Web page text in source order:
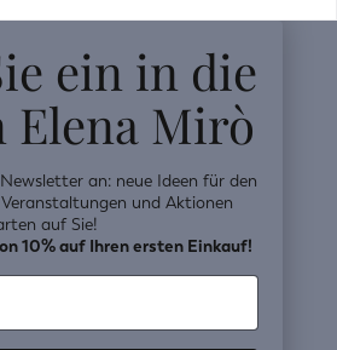
ein in die
Elena Mirò
an: neue Ideen für den
und Aktionen
auf Sie!
10% auf Ihren ersten Einkauf!